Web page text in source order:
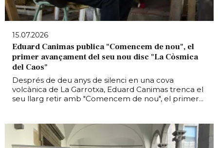
15.07.2026
Eduard Canimas publica "Comencem de nou", el
primer avançament del seu nou disc "La Còsmica
del Caos"
Després de deu anys de silenci en una cova
volcànica de La Garrotxa, Eduard Canimas trenca el
seu llarg retir amb "Comencem de nou", el primer...